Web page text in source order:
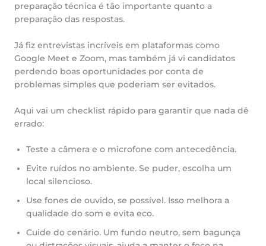
preparação técnica é tão importante quanto a
preparação das respostas.
Já fiz entrevistas incríveis em plataformas como
Google Meet e Zoom, mas também já vi candidatos
perdendo boas oportunidades por conta de
problemas simples que poderiam ser evitados.
Aqui vai um checklist rápido para garantir que nada dê
errado:
Teste a câmera e o microfone com antecedência.
Evite ruídos no ambiente. Se puder, escolha um
local silencioso.
Use fones de ouvido, se possível. Isso melhora a
qualidade do som e evita eco.
Cuide do cenário. Um fundo neutro, sem bagunça